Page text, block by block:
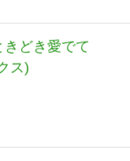
どき愛でて
ス)